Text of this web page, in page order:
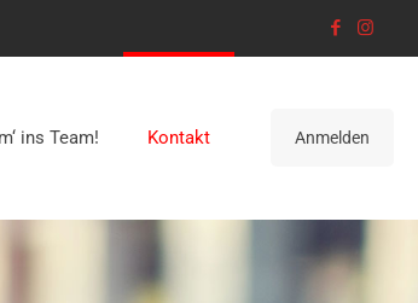
ins Team! Kontakt Anmelden